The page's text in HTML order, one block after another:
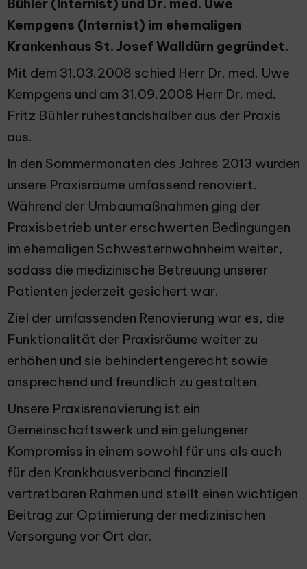
Kempgens (Internist) im ehemaligen
Krankenhaus St. Josef Walldürn gegründet.
Mit dem 31.03.2008 schied Herr Dr. med. Uwe
Kempgens und am 31.09.2008 Herr Dr. med.
Fritz Bühler ruhestandshalber aus der Praxis
aus.
In den Sommermonaten des Jahres 2013 wurden
unsere Praxisräume umfassend renoviert.
Während der Umbaumaßnahmen ging der
Praxisbetrieb unter erschwerten Bedingungen
im ehemaligen Schwesternwohnheim weiter,
sodass die medizinische Betreuung unserer
Patienten jederzeit gesichert war.
Ziel der umfassenden Renovierung war es, die
Funktionalität der Praxisräume weiter zu
erhöhen und sie behindertengerecht sowie
ansprechend und freundlich zu gestalten.
Unsere Praxisrenovierung ist ein
Gemeinschaftswerk und ein gelungener
Kompromiss in einem sowohl für uns als auch
für den Krankhausverband finanziell
vertretbaren Rahmen und stellt einen wichtigen
Beitrag zur Optimierung der medizinischen
Versorgung vor Ort dar.